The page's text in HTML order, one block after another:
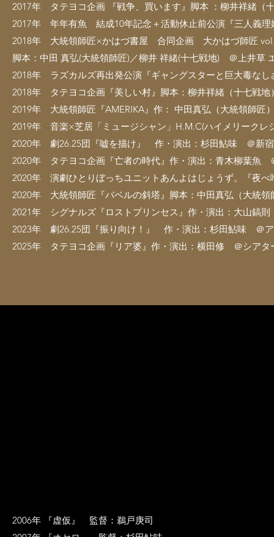
2017年 タテヨコ企画 『戦争、買います』脚本 ：柳井祥緒
2017年 年年有魚 結成10年記念＋活動休止前公演『三人義
2018年 大統領師匠×かはづ書屋 合同企画 大かはづ師匠
脚本：中田 真弘(大統領師匠)／柳井 祥緒(十七戦地) ＠上井草
2018年 ラズカルズ再出発公演『ギャングスターと巨大毒な
2018年 タテヨコ企画『美しい村』脚本：柳井祥緒（十七戦
2019年 大統領師匠『AMERIKA』作： 中田真弘（大統領師匠
2019年 音楽×芝居「ミュージシャン」H.M.C(ハイメリーク
2020年 劇26.25団『嘘を描け』 作・演出：杉田鮎味 ＠新宿
2020年 タテヨコ企画『亡者の時代』作・演出：青木柳葉魚
2020年 演劇ひとりぼっちユニットあんよはじょうず。『夜
2020年 大統領師匠『バベルの斜塔』脚本：中田真弘（大統
2021年 シグナルズ『ロストプリンセス』作・演出：大山鎬
2023年 劇26.25団『振り向け！』 作・演出：杉田鮎味 ＠ア
2025年 タテヨコ企画『リア婆』作・演出：横田修 ＠シアタ
2006年 『虚仮』 監督：鵜戸庚司